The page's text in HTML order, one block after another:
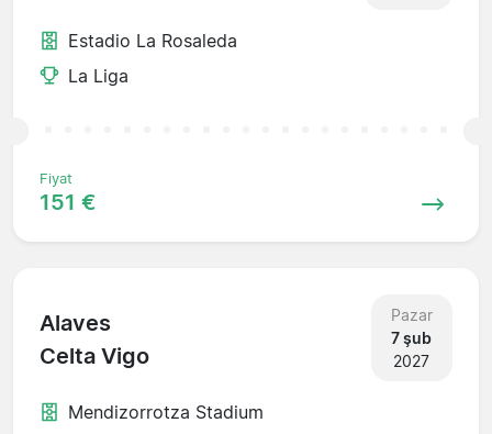
Estadio La Rosaleda
La Liga
Fiyat
151 €
Alaves
Celta Vigo
Pazar
7 şub
2027
Mendizorrotza Stadium